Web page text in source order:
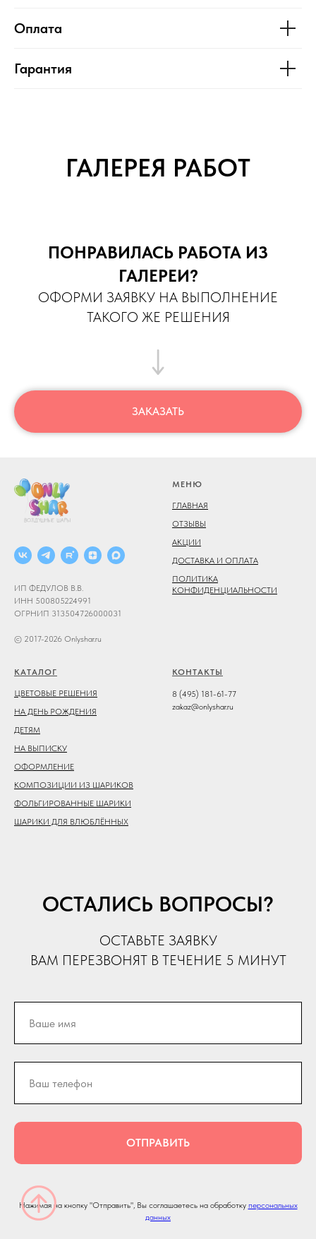
Оплата
Гарантия
ГАЛЕРЕЯ РАБОТ
ПОНРАВИЛАСЬ РАБОТА ИЗ
ГАЛЕРЕИ?
ОФОРМИ ЗАЯВКУ НА ВЫПОЛНЕНИЕ
ТАКОГО ЖЕ РЕШЕНИЯ
ЗАКАЗАТЬ
ИП ФЕДУЛОВ В.В.
ИНН 500805224991
ОГРНИП 313504726000031
© 2017-2026 Onlyshar.ru
МЕНЮ
ГЛАВНАЯ
ОТЗЫВЫ
АКЦИИ
ДОСТАВКА И ОПЛАТА
ПОЛИТИКА
КОНФИДЕНЦИАЛЬНОСТИ
КАТАЛОГ
ЦВЕТОВЫЕ РЕШЕНИЯ
НА ДЕНЬ РОЖДЕНИЯ
ДЕТЯМ
НА ВЫПИСКУ
ОФОРМЛЕНИЕ
КОМПОЗИЦИИ ИЗ ШАРИКОВ
ФОЛЬГИРОВАННЫЕ ШАРИКИ
ШАРИКИ ДЛЯ ВЛЮБЛЁННЫХ
КОНТАКТЫ
8 (495) 181-61-77
zakaz@onlyshar.ru
ОСТАЛИСЬ ВОПРОСЫ?
ОСТАВЬТЕ ЗАЯВКУ
ВАМ ПЕРЕЗВОНЯТ В ТЕЧЕНИЕ 5 МИНУТ
ОТПРАВИТЬ
Нажимая на кнопку "Отправить", Вы соглашаетесь на обработку персональных
данных